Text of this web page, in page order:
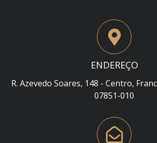
ENDEREÇO
R. Azevedo Soares, 148 - Centro,
07851-010